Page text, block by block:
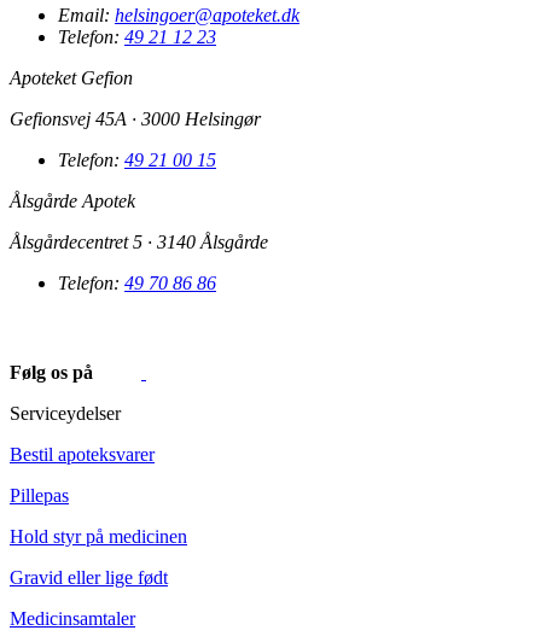
Email: helsingoer@apoteket.dk
Telefon: 49 21 12 23
Apoteket Gefion
Gefionsvej 45A · 3000 Helsingør
Telefon: 49 21 00 15
Ålsgårde Apotek
Ålsgårdecentret 5 · 3140 Ålsgårde
Telefon: 49 70 86 86
Følg os på
Serviceydelser
Bestil apoteksvarer
Pillepas
Hold styr på medicinen
Gravid eller lige født
Medicinsamtaler